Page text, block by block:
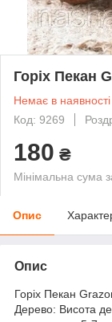
Горіх Пекан
Немає в наявності
Код: 9269
180 ₴
Мінімальна сума
Опис
Опис
Горіх Пекан
Дерево: Висота